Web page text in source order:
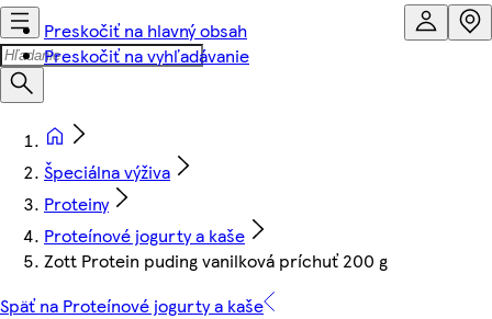
Preskočiť na hlavný obsah
Preskočiť na vyhľadávanie
Špeciálna výživa
Proteiny
Proteínové jogurty a kaše
Zott Protein puding vanilková príchuť 200 g
Späť na Proteínové jogurty a kaše